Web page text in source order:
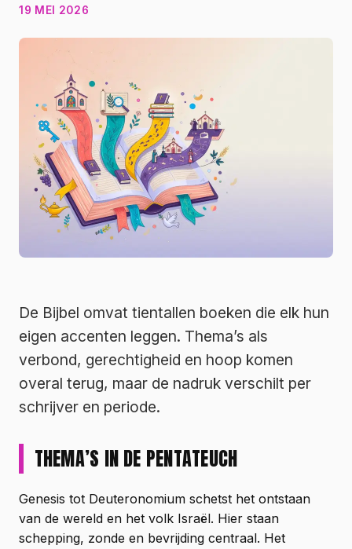
19 MEI 2026
De Bijbel omvat tientallen boeken die elk hun
eigen accenten leggen. Thema’s als
verbond, gerechtigheid en hoop komen
overal terug, maar de nadruk verschilt per
schrijver en periode.
THEMA’S IN DE PENTATEUCH
Genesis tot Deuteronomium schetst het ontstaan
van de wereld en het volk Israël. Hier staan
schepping, zonde en bevrijding centraal. Het